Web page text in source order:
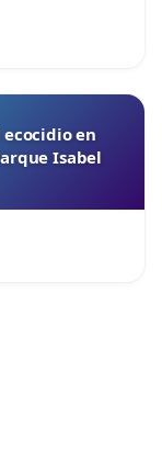
en
Isabel